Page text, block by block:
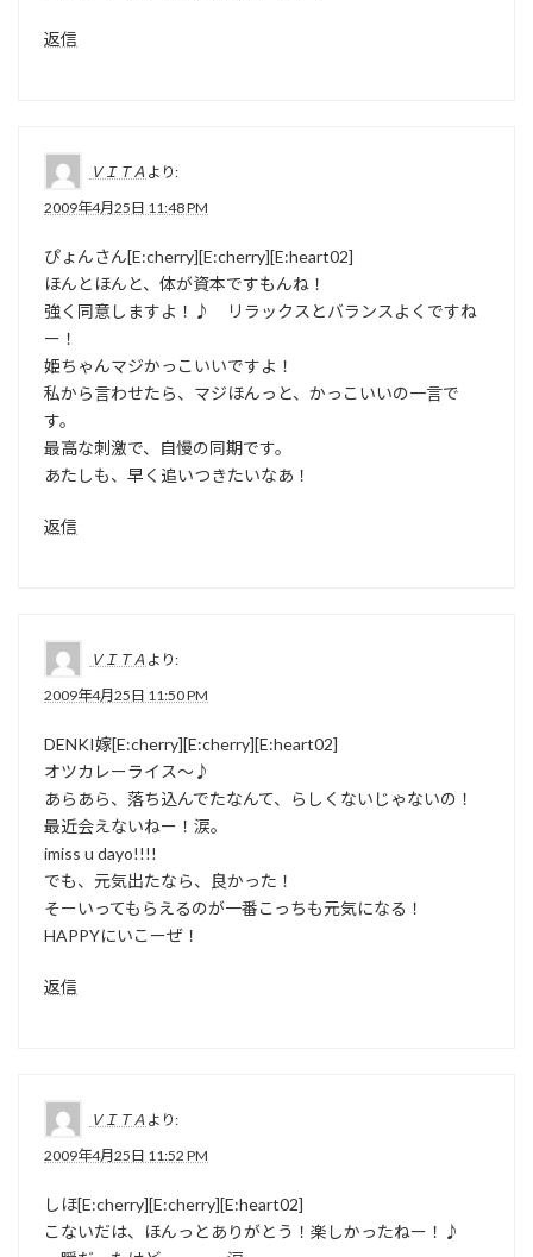
返信
ＶＩＴＡ より:
2009年4月25日 11:48 PM
ぴょんさん[E:cherry][E:cherry][E:heart02]
ほんとほんと、体が資本ですもんね！
強く同意しますよ！♪ リラックスとバランスよくですね
ー！
姫ちゃんマジかっこいいですよ！
私から言わせたら、マジほんっと、かっこいいの一言で
す。
最高な刺激で、自慢の同期です。
あたしも、早く追いつきたいなあ！
返信
ＶＩＴＡ より:
2009年4月25日 11:50 PM
DENKI嫁[E:cherry][E:cherry][E:heart02]
オツカレーライス～♪
あらあら、落ち込んでたなんて、らしくないじゃないの！
最近会えないねー！涙。
imiss u dayo!!!!
でも、元気出たなら、良かった！
そーいってもらえるのが一番こっちも元気になる！
HAPPYにいこーぜ！
返信
ＶＩＴＡ より:
2009年4月25日 11:52 PM
しほ[E:cherry][E:cherry][E:heart02]
こないだは、ほんっとありがとう！楽しかったねー！♪